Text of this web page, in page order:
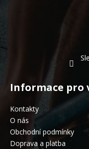
Informace pro
Kontakty
O nás
Obchodní podmínky
Doprava a platba